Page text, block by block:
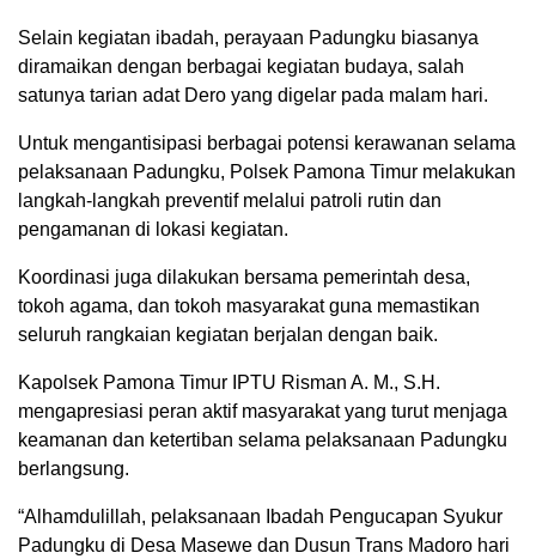
Selain kegiatan ibadah, perayaan Padungku biasanya
diramaikan dengan berbagai kegiatan budaya, salah
satunya tarian adat Dero yang digelar pada malam hari.
Untuk mengantisipasi berbagai potensi kerawanan selama
pelaksanaan Padungku, Polsek Pamona Timur melakukan
langkah-langkah preventif melalui patroli rutin dan
pengamanan di lokasi kegiatan.
Koordinasi juga dilakukan bersama pemerintah desa,
tokoh agama, dan tokoh masyarakat guna memastikan
seluruh rangkaian kegiatan berjalan dengan baik.
Kapolsek Pamona Timur IPTU Risman A. M., S.H.
mengapresiasi peran aktif masyarakat yang turut menjaga
keamanan dan ketertiban selama pelaksanaan Padungku
berlangsung.
“Alhamdulillah, pelaksanaan Ibadah Pengucapan Syukur
Padungku di Desa Masewe dan Dusun Trans Madoro hari